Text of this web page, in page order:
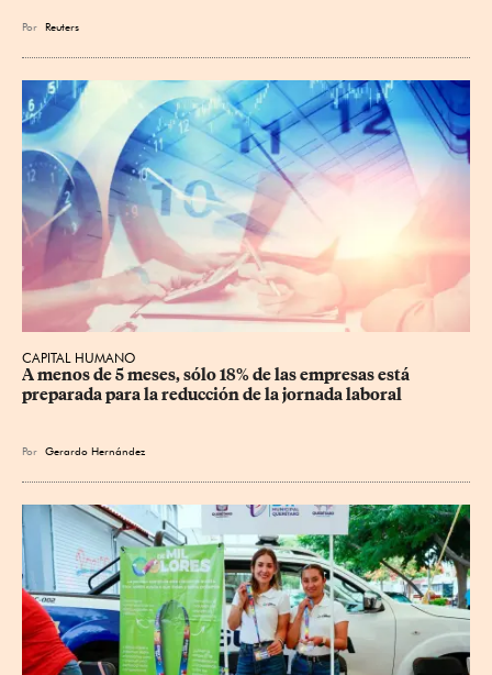
Por Reuters
CAPITAL HUMANO
A menos de 5 meses, sólo 18% de las empresas está
preparada para la reducción de la jornada laboral
Por Gerardo Hernández